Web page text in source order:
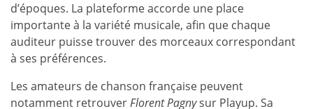
d’époques. La plateforme accorde une place
importante à la variété musicale, afin que chaque
auditeur puisse trouver des morceaux correspondant
à ses préférences.
Les amateurs de chanson française peuvent
notamment retrouverFlorent Pagnysur Playup. Sa